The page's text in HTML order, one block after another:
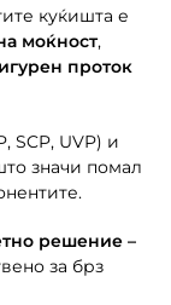
куќишта е
моќност,
проток
SCP, UVP) и
значи помал
решение –
за брз